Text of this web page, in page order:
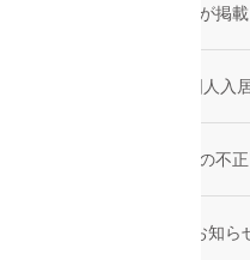
」に当社代表の取材記事が掲
ュアル 高齢入居者・外国人入
用するクラウドサービスへの不
ールデンウィーク休業のお知ら